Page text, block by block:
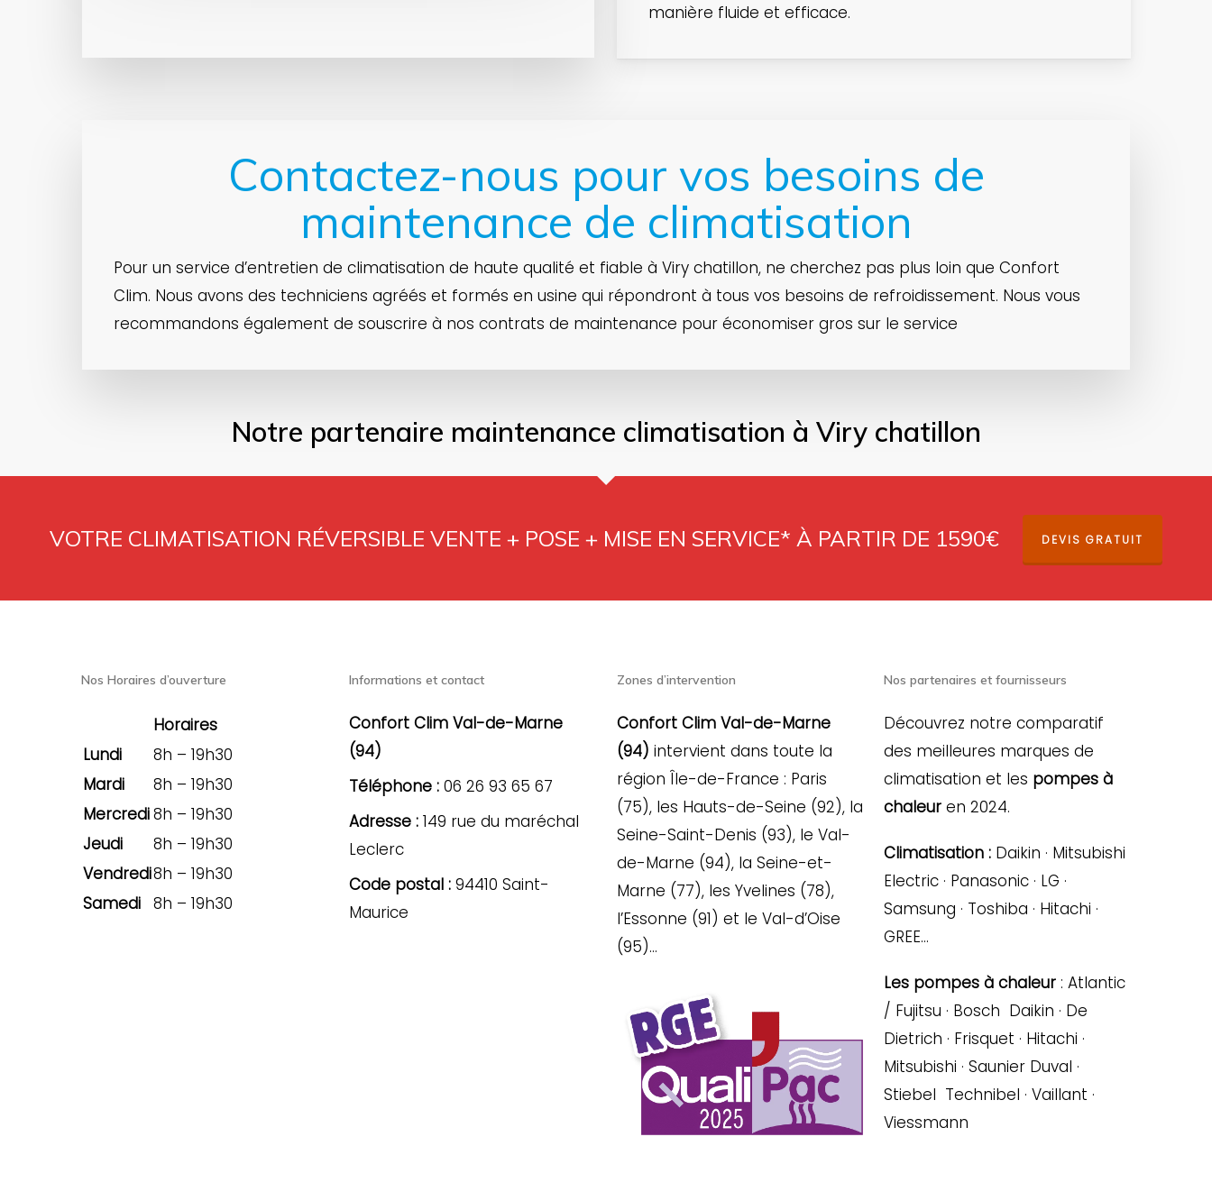
manière fluide et efficace.
Contactez-nous pour vos besoins de
maintenance de climatisation
Pour un service d’entretien de climatisation de haute qualité et fiable à Viry chatillon, ne cherchez pas plus loin que Confort
Clim. Nous avons des techniciens agréés et formés en usine qui répondront à tous vos besoins de refroidissement. Nous vous
recommandons également de souscrire à nos contrats de maintenance pour économiser gros sur le service
Notre partenaire maintenance climatisation à Viry chatillon
VOTRE CLIMATISATION RÉVERSIBLE VENTE + POSE + MISE EN SERVICE* À PARTIR DE 1590€ DEVIS GRATUIT
Nos Horaires d’ouverture
Horaires
Lundi
8h – 19h30
Mardi
8h – 19h30
Mercredi8h – 19h30
Jeudi
8h – 19h30
Vendredi8h – 19h30
Samedi 8h – 19h30
Informations et contact
Confort Clim Val-de-Marne
(94)
Téléphone :06 26 93 65 67
Adresse :149 rue du maréchal
Leclerc
Code postal :94410 Saint-
Maurice
Zones d’intervention
Confort Clim Val-de-Marne
(94) intervient dans toute la
région Île-de-France : Paris
(75), les Hauts-de-Seine (92), la
Seine-Saint-Denis (93), le Val-
de-Marne (94), la Seine-et-
Marne (77), les Yvelines (78),
l’Essonne (91) et le Val-d’Oise
(95)…
Nos partenaires et fournisseurs
Découvrez notre comparatif
des meilleures marques de
climatisation et les pompes à
chaleuren 2024.
Climatisation : Daikin · Mitsubishi
Electric · Panasonic · LG ·
Samsung · Toshiba · Hitachi ·
GREE…
Les pompes à chaleur : Atlantic
/ Fujitsu · Bosch Daikin · De
Dietrich · Frisquet · Hitachi ·
Mitsubishi · Saunier Duval ·
Stiebel Technibel · Vaillant ·
Viessmann